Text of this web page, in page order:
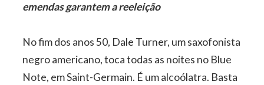
emendas garantem a reeleição
No fim dos anos 50, Dale Turner, um saxofonista
negro americano, toca todas as noites no Blue
Note, em Saint-Germain. É um alcoólatra. Basta